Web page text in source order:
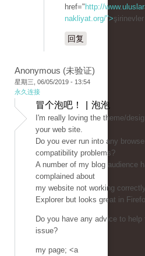
href=" http://
nakliyat.org/">
回复
Anonymous (未验证)
星期三, 06/05/2019 - 13:54
永久连接
冒个泡吧！ | 泡泡
I'm really loving the theme/
your web site.
Do you ever run into any
compatibility problems?
A number of my blog audience
complained about
my website not working
Explorer but looks great in
Do you have any advice to
issue?
my page; <a